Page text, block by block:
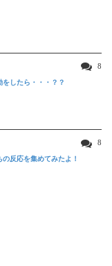
8
をしたら・・・？？
8
反応を集めてみたよ！